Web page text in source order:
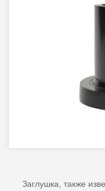
Заглушка, также